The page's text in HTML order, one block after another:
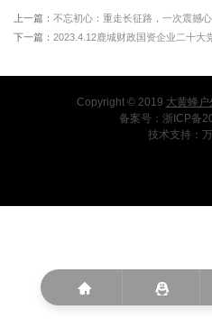
上一篇： 不忘初心：重走长征路，一次震撼心
下一篇： 2023.4.12鹿城财政国资企业二十大
 
Copyright © 2019 大黄蜂户
备案号： 浙ICP备
技术支持：